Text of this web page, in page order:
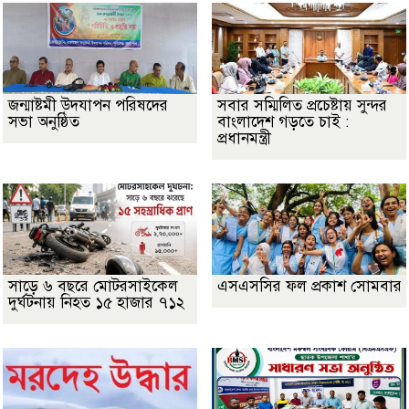
জন্মাষ্টমী উদযাপন পরিষদের
সভা অনুষ্ঠিত
সবার সম্মিলিত প্রচেষ্টায় সুন্দর
বাংলাদেশ গড়তে চাই :
প্রধানমন্ত্রী
সাড়ে ৬ বছরে মোটরসাইকেল
দুর্ঘটনায় নিহত ১৫ হাজার ৭১২
এসএসসির ফল প্রকাশ সোমবার